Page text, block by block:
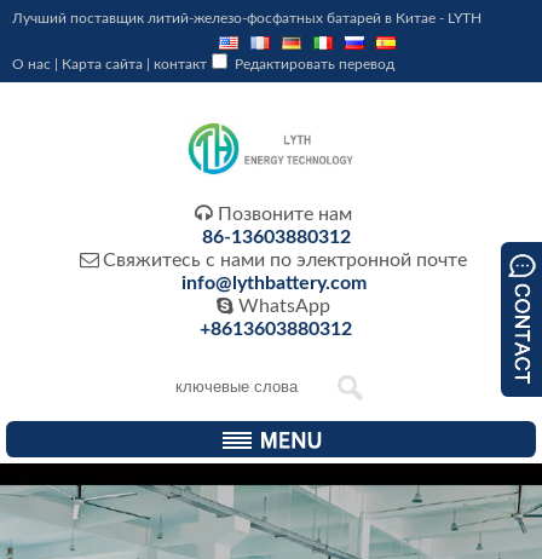
Лучший поставщик литий-железо-фосфатных батарей в Китае - LYTH
О нас Карта сайта контакт Редактировать перевод
 Позвоните нам
86-13603880312
 Свяжитесь с нами по электронной почте
info@lythbattery.com
 WhatsApp
+8613603880312